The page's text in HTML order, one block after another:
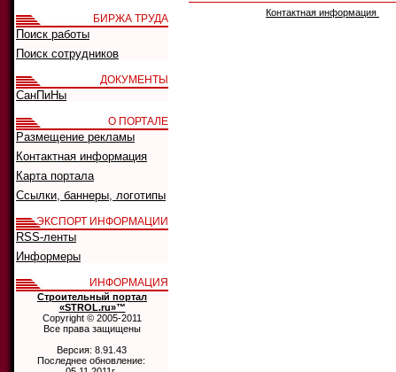
Контактная информация
БИРЖА ТРУДА
Поиск работы
Поиск сотрудников
ДОКУМЕНТЫ
СанПиНы
О ПОРТАЛЕ
Размещение рекламы
Контактная информация
Карта портала
Ссылки, баннеры, логотипы
ЭКСПОРТ ИНФОРМАЦИИ
RSS-ленты
Информеры
ИНФОРМАЦИЯ
Строительный портал
«STROL.ru»™
Copyright © 2005-2011
Все права защищены
Версия: 8.91.43
Последнее обновление: